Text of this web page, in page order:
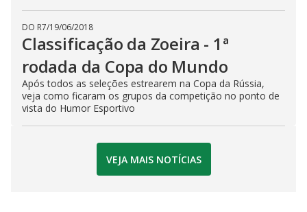
DO R7/19/06/2018
Classificação da Zoeira - 1ª
rodada da Copa do Mundo
Após todos as seleções estrearem na Copa da Rússia,
veja como ficaram os grupos da competição no ponto de
vista do Humor Esportivo
VEJA MAIS NOTÍCIAS